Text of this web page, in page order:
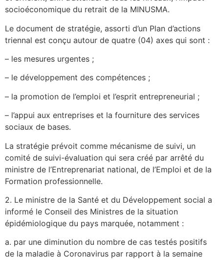
socioéconomique du retrait de la MINUSMA.
Le document de stratégie, assorti d’un Plan d’actions
triennal est conçu autour de quatre (04) axes qui sont :
– les mesures urgentes ;
– le développement des compétences ;
– la promotion de l’emploi et l’esprit entrepreneurial ;
– l’appui aux entreprises et la fourniture des services
sociaux de bases.
La stratégie prévoit comme mécanisme de suivi, un
comité de suivi-évaluation qui sera créé par arrêté du
ministre de l’Entreprenariat national, de l’Emploi et de la
Formation professionnelle.
2. Le ministre de la Santé et du Développement social a
informé le Conseil des Ministres de la situation
épidémiologique du pays marquée, notamment :
a. par une diminution du nombre de cas testés positifs
de la maladie à Coronavirus par rapport à la semaine